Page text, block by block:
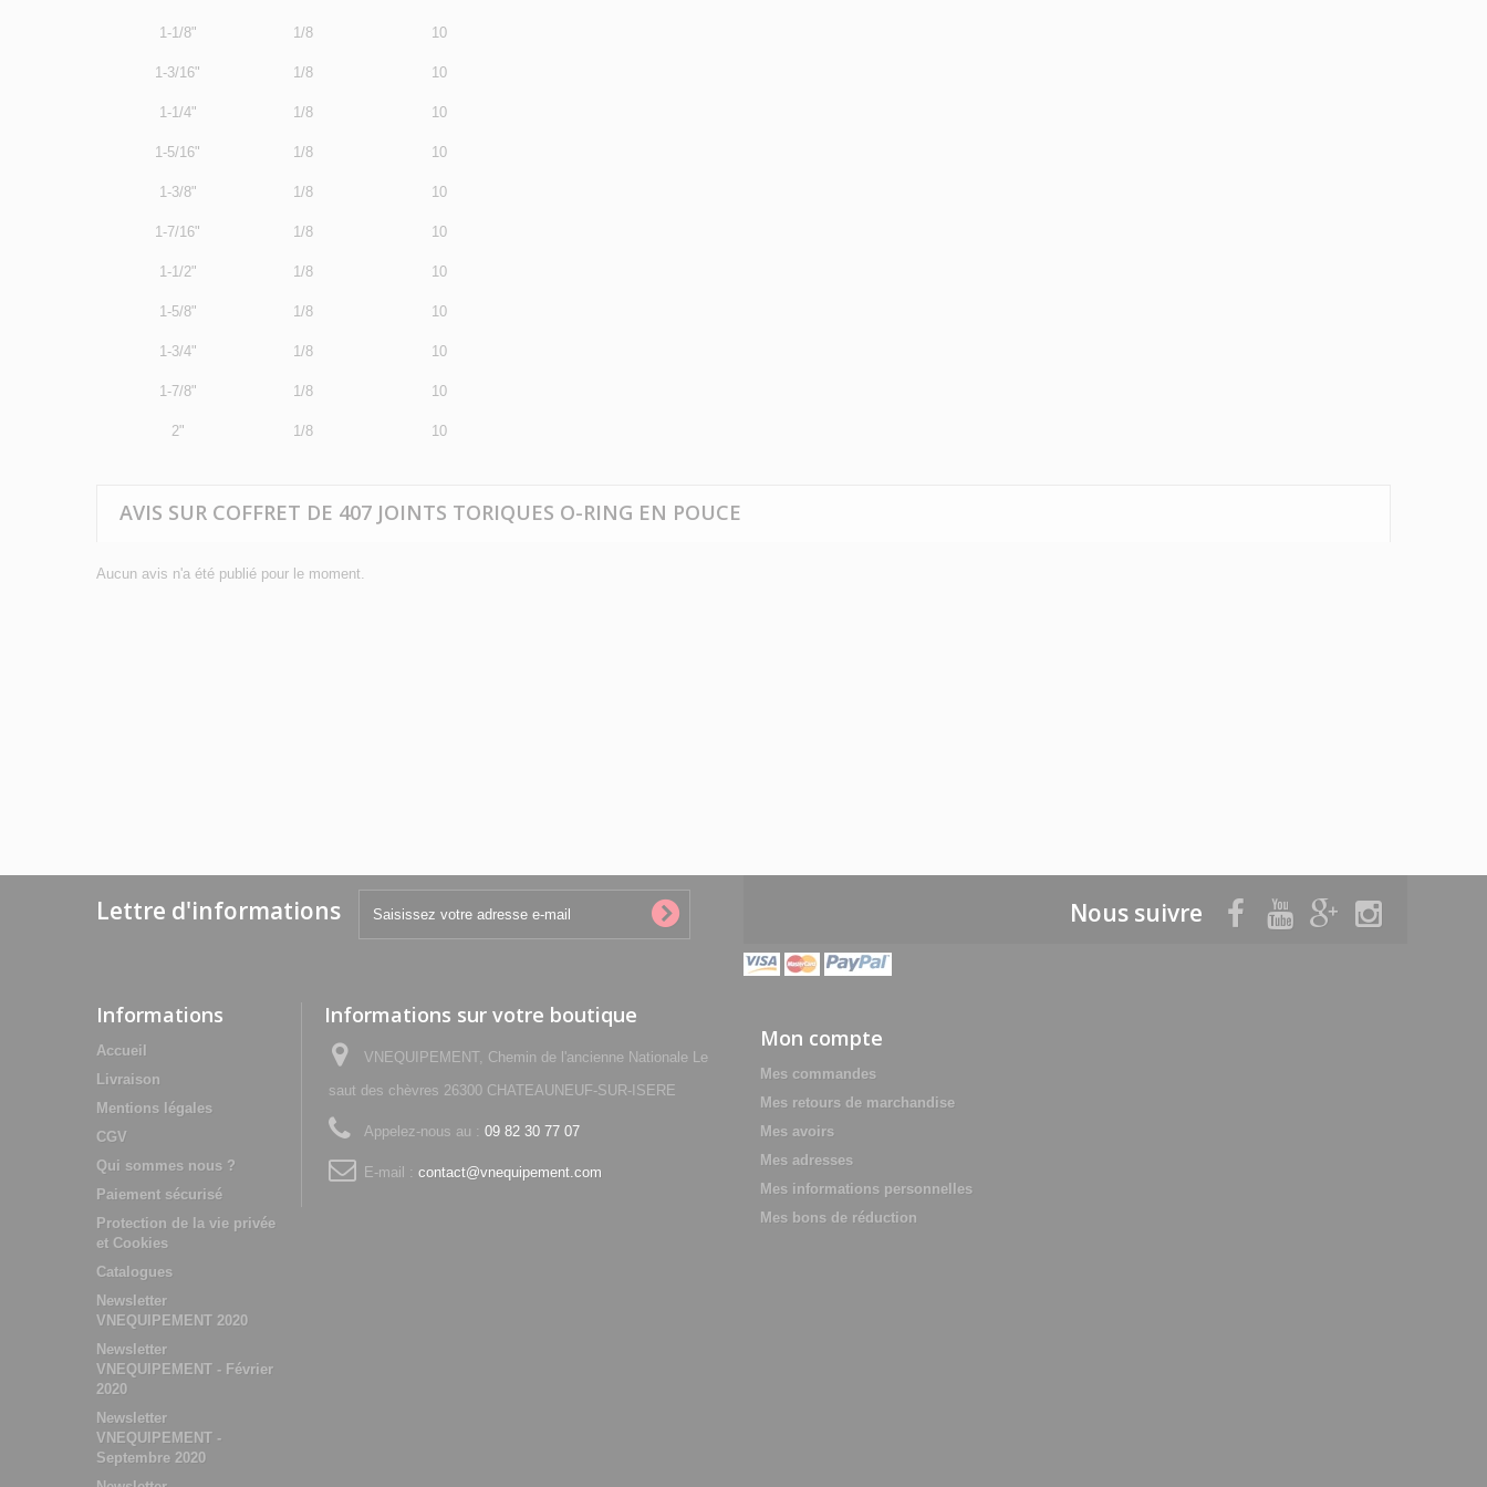
1-1/8" 1/8 10
1-3/16" 1/8 10
1-1/4" 1/8 10
1-5/16" 1/8 10
1-3/8" 1/8 10
1-7/16" 1/8 10
1-1/2" 1/8 10
1-5/8" 1/8 10
1-3/4" 1/8 10
1-7/8" 1/8 10
2" 1/8 10
AVIS SUR COFFRET DE 407 JOINTS TORIQUES O-RING EN POUCE
Aucun avis n'a été publié pour le moment.
Lettre d'informations Nous suivre
Informations
Accueil
Livraison
Mentions légales
CGV
Qui sommes nous ?
Paiement sécurisé
Protection de la vie privée
et Cookies
Catalogues
Newsletter
VNEQUIPEMENT 2020
Newsletter
VNEQUIPEMENT - Février
2020
Newsletter
VNEQUIPEMENT -
Septembre 2020
Informations sur votre boutique
VNEQUIPEMENT, Chemin de l'ancienne Nationale Le
saut des chèvres 26300 CHATEAUNEUF-SUR-ISERE
Appelez-nous au : 09 82 30 77 07
E-mail : contact@vnequipement.com
Mon compte
Mes commandes
Mes retours de marchandise
Mes avoirs
Mes adresses
Mes informations personnelles
Mes bons de réduction